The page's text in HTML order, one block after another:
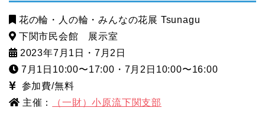
花の輪・人の輪・みんなの花展 Tsunagu
下関市民会館 展示室
2023年7月1日・7月2日
7月1日10:00〜17:00・7月2日10:00〜16:00
参加費/無料
主催：
（一財）小原流下関支部